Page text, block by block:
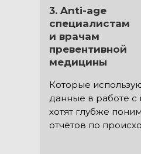
3. Anti-age
специалистам
и врачам
превентивной
медицины
Которые
данные в работе с
хотят глубже
отчётов по